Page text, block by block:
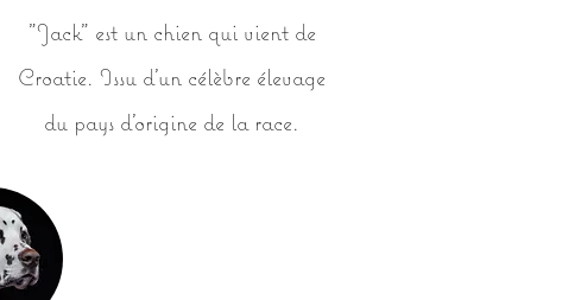
"Jack" est un chien qui vient de
Croatie. Issu d'un célèbre élevage
du pays d'origine de la race.